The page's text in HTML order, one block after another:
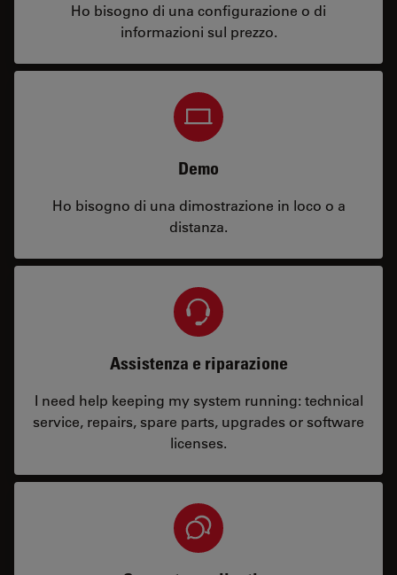
Ho bisogno di una configurazione o di
informazioni sul prezzo.
Demo
Ho bisogno di una dimostrazione in loco o a
distanza.
Assistenza e riparazione
I need help keeping my system running: technical
service, repairs, spare parts, upgrades or software
licenses.